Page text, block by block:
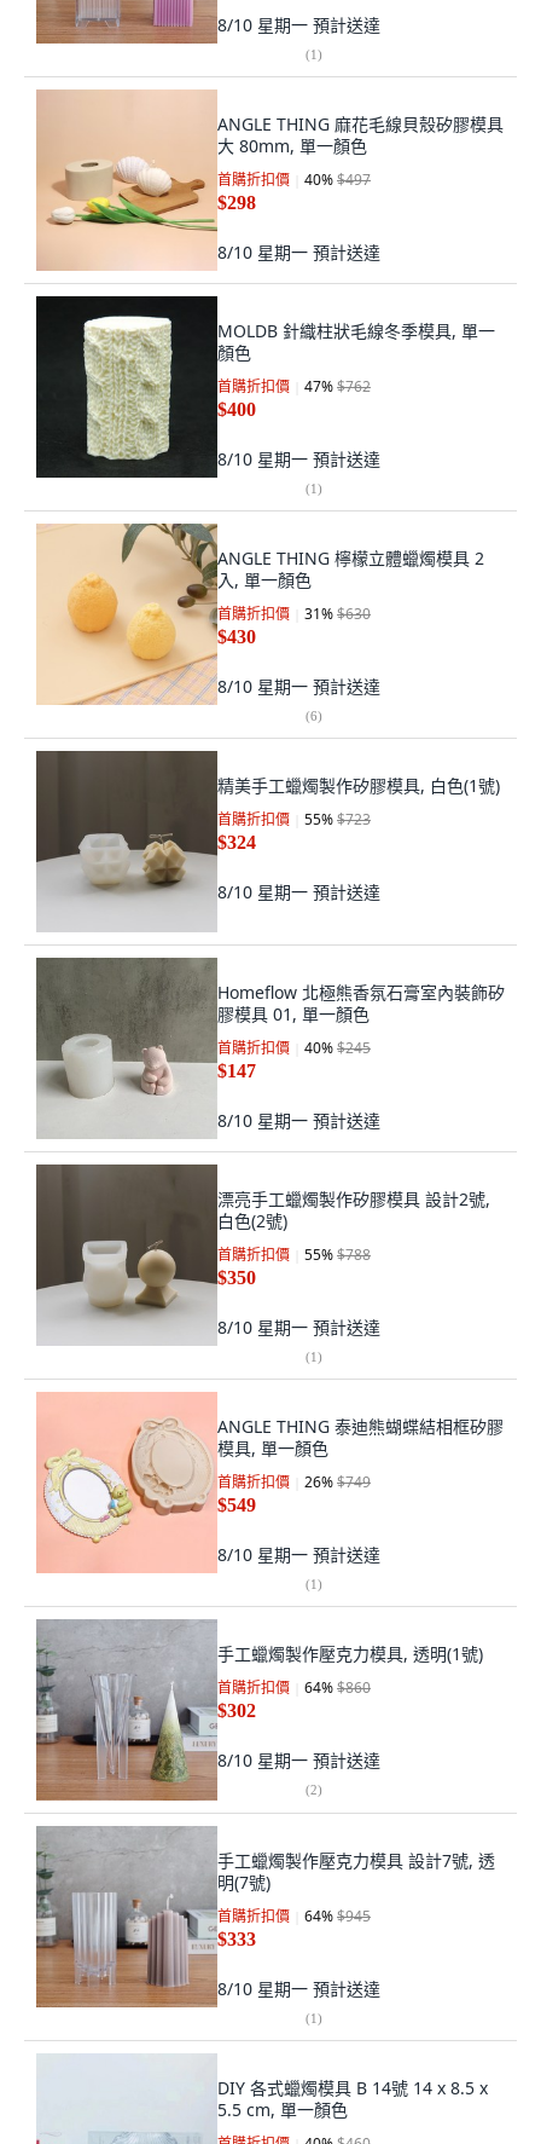
8/10 星期一 預計送達
(1)
ANGLE THING 麻花毛線貝殼矽膠模具
大 80mm, 單一顏色
首購折扣價 40%$497
$298
8/10 星期一 預計送達
MOLDB 針織柱狀毛線冬季模具, 單一
顏色
首購折扣價 47%$762
$400
8/10 星期一 預計送達
(1)
ANGLE THING 檸檬立體蠟燭模具 2
入, 單一顏色
首購折扣價 31%$630
$430
8/10 星期一 預計送達
(6)
精美手工蠟燭製作矽膠模具, 白色(1號)
首購折扣價 55%$723
$324
8/10 星期一 預計送達
Homeflow 北極熊香氛石膏室內裝飾矽
膠模具 01, 單一顏色
首購折扣價 40%$245
$147
8/10 星期一 預計送達
漂亮手工蠟燭製作矽膠模具 設計2號,
白色(2號)
首購折扣價 55%$788
$350
8/10 星期一 預計送達
(1)
ANGLE THING 泰迪熊蝴蝶結相框矽膠
模具, 單一顏色
首購折扣價 26%$749
$549
8/10 星期一 預計送達
(1)
手工蠟燭製作壓克力模具, 透明(1號)
首購折扣價 64%$860
$302
8/10 星期一 預計送達
(2)
手工蠟燭製作壓克力模具 設計7號, 透
明(7號)
首購折扣價 64%$945
$333
8/10 星期一 預計送達
(1)
DIY 各式蠟燭模具 B 14號 14 x 8.5 x
5.5 cm, 單一顏色